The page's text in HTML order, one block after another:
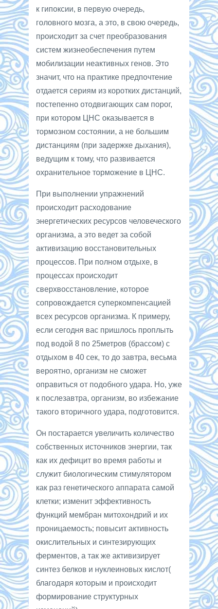
к гипоксии, в первую очередь,
головного мозга, а это, в свою очередь,
происходит за счет преобразования
систем жизнеобеспечения путем
мобилизации неактивных генов. Это
значит, что на практике предпочтение
отдается сериям из коротких дистанций,
постепенно отодвигающих сам порог,
при котором ЦНС оказывается в
тормозном состоянии, а не большим
дистанциям (при задержке дыхания),
ведущим к тому, что развивается
охранительное торможение в ЦНС.
При выполнении упражнений
происходит расходование
энергетических ресурсов человеческого
организма, а это ведет за собой
активизацию восстановительных
процессов. При полном отдыхе, в
процессах происходит
сверхвосстановление, которое
сопровождается суперкомпенсацией
всех ресурсов организма. К примеру,
если сегодня вас пришлось проплыть
под водой 8 по 25метров (брассом) с
отдыхом в 40 сек, то до завтра, весьма
вероятно, организм не сможет
оправиться от подобного удара. Но, уже
к послезавтра, организм, во избежание
такого вторичного удара, подготовится.
Он постарается увеличить количество
собственных источников энергии, так
как их дефицит во время работы и
служит биологическим стимулятором
как раз генетического аппарата самой
клетки; изменит эффективность
функций мембран митохондрий и их
проницаемость; повысит активность
окислительных и синтезирующих
ферментов, а так же активизирует
синтез белков и нуклеиновых кислот(
благодаря которым и происходит
формирование структурных